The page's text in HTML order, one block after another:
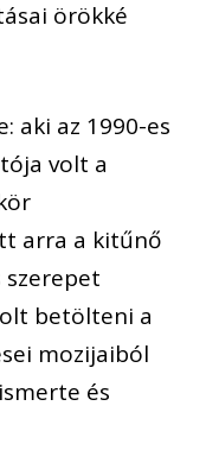
örökké
aki az 1990-es
volt a
arra a kitűnő
szerepet
betölteni a
mozijaiból
és